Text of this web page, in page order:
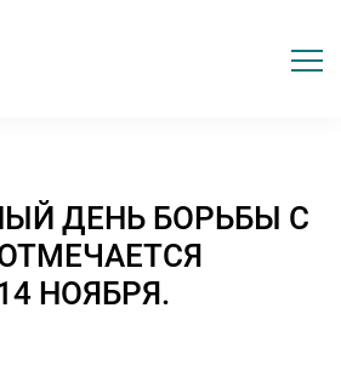
ДЕНЬ БОРЬБЫ С
НОЯБРЯ.